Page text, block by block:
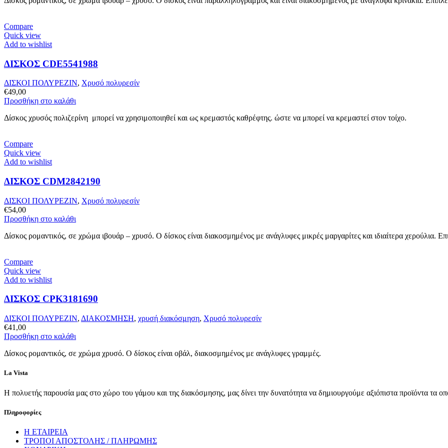
Compare
Quick view
Add to wishlist
ΔΙΣΚΟΣ CDE5541988
ΔΙΣΚΟΙ ΠΟΛΥΡΕΖΙΝ, Χρυσό πολυρεσίν
€49,00
Προσθήκη στο καλάθι
Δίσκος χρυσός πολιζερίνη μπορεί να χρησιμοποιηθεί και ως κρεμαστός καθρέφτης. ώστε να μπορεί να κρεμαστεί στον τοίχο.
Compare
Quick view
Add to wishlist
ΔΙΣΚΟΣ CDM2842190
ΔΙΣΚΟΙ ΠΟΛΥΡΕΖΙΝ, Χρυσό πολυρεσίν
€54,00
Προσθήκη στο καλάθι
Δίσκος ρομαντικός, σε χρώμα ιβουάρ – χρυσό. Ο δίσκος είναι διακοσμημένος με ανάγλυφες μικρές μαργαρίτες και ιδιαίτερα χερούλια.
Compare
Quick view
Add to wishlist
ΔΙΣΚΟΣ CPK3181690
ΔΙΣΚΟΙ ΠΟΛΥΡΕΖΙΝ, ΔΙΑΚΟΣΜΗΣΗ, χρυσή διακόσμηση, Χρυσό πολυρεσίν
€41,00
Προσθήκη στο καλάθι
Δίσκος ρομαντικός, σε χρώμα χρυσό. Ο δίσκος είναι οβάλ, διακοσμημένος με ανάγλυφες γραμμές.
La Vista
Η πολυετής παρουσία μας στο χώρο του γάμου και της διακόσμησης, μας δίνει την δυνατότητα να δημιουργούμε αξιόπιστα προϊόντα τα
Πληροφορίες
Η ΕΤΑΙΡΕΙΑ
ΤΡΟΠΟΙ ΑΠΟΣΤΟΛΗΣ / ΠΛΗΡΩΜΗΣ